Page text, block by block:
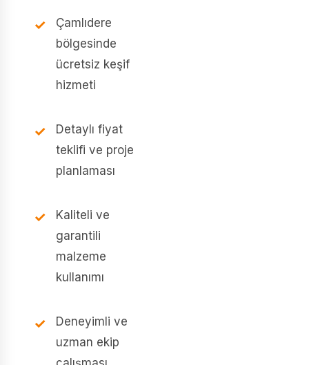
Çamlıdere
bölgesinde
ücretsiz keşif
hizmeti
Detaylı fiyat
teklifi ve proje
planlaması
Kaliteli ve
garantili
malzeme
kullanımı
Deneyimli ve
uzman ekip